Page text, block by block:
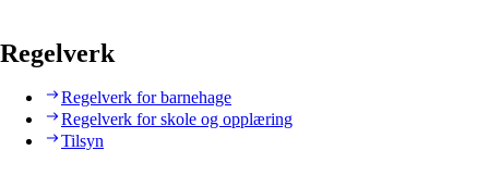
Regelverk
Regelverk for barnehage
Regelverk for skole og opplæring
Tilsyn